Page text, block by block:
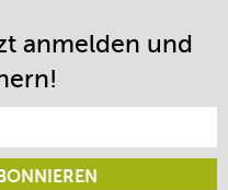
anmelden und